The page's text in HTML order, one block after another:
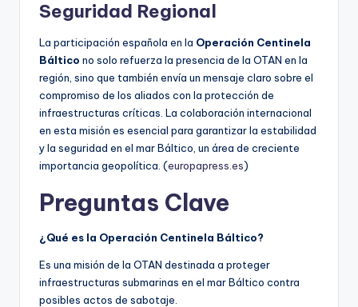
Seguridad Regional
La participación española en la Operación Centinela
Báltico no solo refuerza la presencia de la OTAN en la
región, sino que también envía un mensaje claro sobre el
compromiso de los aliados con la protección de
infraestructuras críticas. La colaboración internacional
en esta misión es esencial para garantizar la estabilidad
y la seguridad en el mar Báltico, un área de creciente
importancia geopolítica. (europapress.es)
Preguntas Clave
¿Qué es la Operación Centinela Báltico?
Es una misión de la OTAN destinada a proteger
infraestructuras submarinas en el mar Báltico contra
posibles actos de sabotaje.